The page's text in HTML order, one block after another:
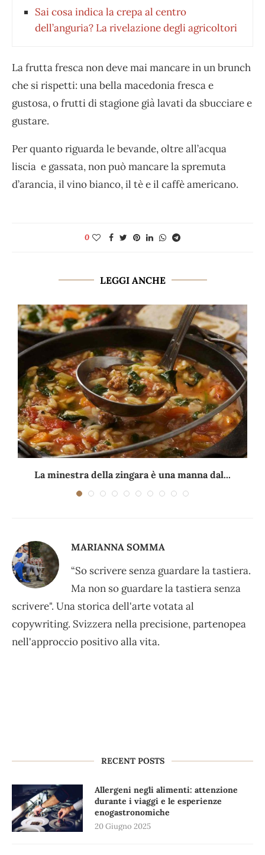
Sai cosa indica la crepa al centro
dell’anguria? La rivelazione degli agricoltori
La frutta fresca non deve mai mancare in un brunch
che si rispetti: una bella macedonia fresca e
gustosa, o frutti di stagione già lavati da sbucciare e
gustare.
Per quanto riguarda le bevande, oltre all’acqua
liscia e gassata, non può mancare la spremuta
d’arancia, il vino bianco, il tè e il caffè americano.
0
LEGGI ANCHE
La minestra della zingara è una manna dal...
MARIANNA SOMMA
“So scrivere senza guardare la tastiera.
Ma non so guardare la tastiera senza
scrivere". Una storica dell'arte votata al
copywriting. Svizzera nella precisione, partenopea
nell'approccio positivo alla vita.
RECENT POSTS
Allergeni negli alimenti: attenzione
durante i viaggi e le esperienze
enogastronomiche
20 Giugno 2025